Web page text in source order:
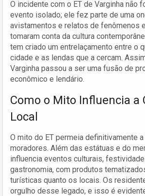
O incidente com o ET de Varginha não
evento isolado; ele fez parte de uma
avistamentos e relatos de fenômenos
tomaram conta da cultura
tem criado um entrelaçamento entre o
cidade e as lendas que a cercam.
Varginha passou a ser uma fusão de
econômico e lendário.
Como o Mito Influencia a
Local
O mito do ET permeia definitivamente
moradores. Além das estátuas e do
influencia eventos culturais,
gastronomia, com produtos
turísticas quanto os locais. Os
orgulho desse legado, e isso é